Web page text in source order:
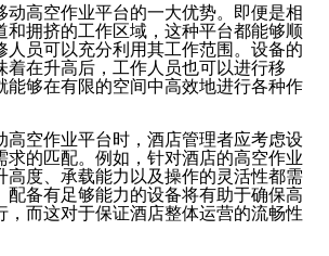
动高空作业平台的一大优势。即便是相
和拥挤的工作区域，这种平台都能够顺
人员可以充分利用其工作范围。设备的
着在升高后，工作人员也可以进行移
能够在有限的空间中高效地进行各种作
高空作业平台时，酒店管理者应考虑设
求的匹配。例如，针对酒店的高空作业
高度、承载能力以及操作的灵活性都需
配备有足够能力的设备将有助于确保高
，而这对于保证酒店整体运营的流畅性